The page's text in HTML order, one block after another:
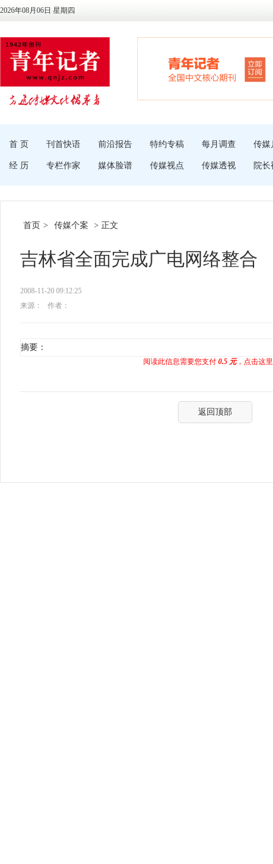
2026年08月06日 星期四
首 页 刊首快语 前沿报告 特约专稿 每月调查 传媒
经 历 专栏作家 媒体脸谱 传媒视点 传媒透视 院长
首页 > 传媒个案 > 正文
吉林省全面完成广电网络整合
2008-11-20 09:12:25
来源：
作者：
摘要：
阅读此信息需要您支付 0.5 元，点击这
返回顶部